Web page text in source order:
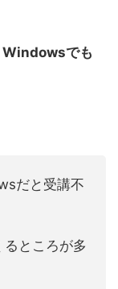
Windowsでも
だと受講不
ところが多